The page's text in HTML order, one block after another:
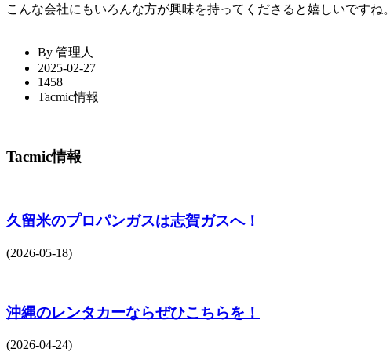
こんな会社にもいろんな方が興味を持ってくださると嬉しいですね。
By 管理人
2025-02-27
1458
Tacmic情報
Tacmic情報
久留米のプロパンガスは志賀ガスへ！
(2026-05-18)
沖縄のレンタカーならぜひこちらを！
(2026-04-24)